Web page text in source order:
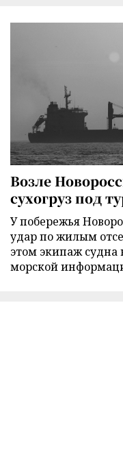
Возле
сухогруз под
У побережья
удар по жилым
этом экипаж судна
морской